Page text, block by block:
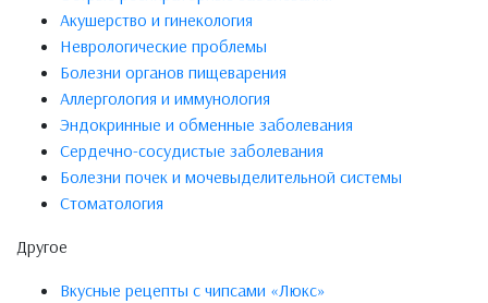
Акушерство и гинекология
Неврологические проблемы
Болезни органов пищеварения
Аллергология и иммунология
Эндокринные и обменные заболевания
Сердечно-сосудистые заболевания
Болезни почек и мочевыделительной системы
Стоматология
Другое
Вкусные рецепты с чипсами «Люкс»